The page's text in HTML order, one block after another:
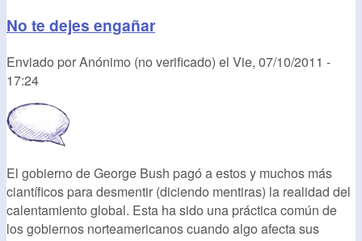
No te dejes engañar
Enviado porAnónimo (no verificado) el Vie, 07/10/2011 -
17:24
El gobierno de George Bush pagó a estos y muchos más
ciantíficos para desmentir (diciendo mentiras) la realidad del
calentamiento global. Esta ha sido una práctica común de
los gobiernos norteamericanos cuando algo afecta sus